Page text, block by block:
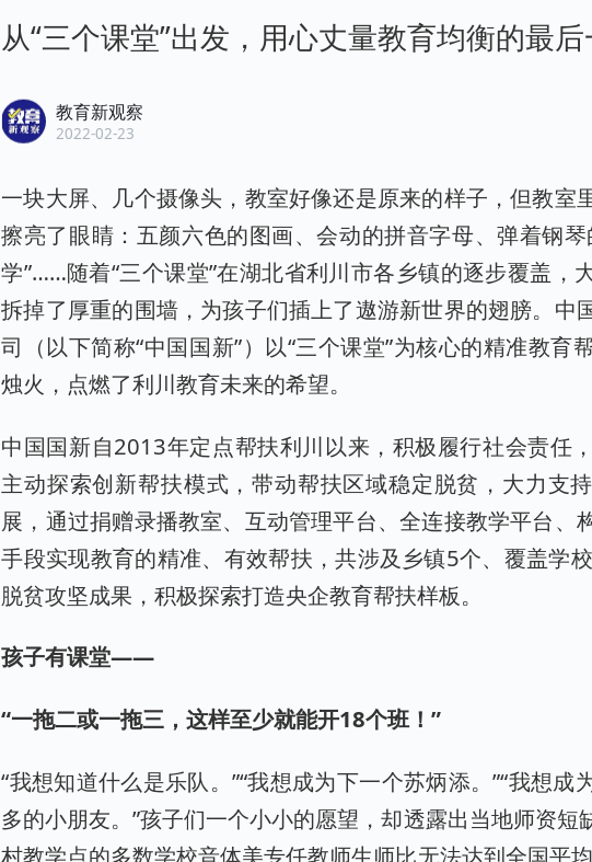
从“三个课堂”出发，用心丈量教育均衡的最
教育新观察
2022-02-23
一块大屏、几个摄像头，教室好像还是原来的样子，但教室
擦亮了眼睛：五颜六色的图画、会动的拼音字母、弹着钢
学”……随着“三个课堂”在湖北省利川市各乡镇的逐步覆盖，
拆掉了厚重的围墙，为孩子们插上了遨游新世界的翅膀。中
司（以下简称“中国国新”）以“三个课堂”为核心的精准教育
烛火，点燃了利川教育未来的希望。
中国国新自2013年定点帮扶利川以来，积极履行社会责任
主动探索创新帮扶模式，带动帮扶区域稳定脱贫，大力支
展，通过捐赠录播教室、互动管理平台、全连接教学平台、
手段实现教育的精准、有效帮扶，共涉及乡镇5个、覆盖学
脱贫攻坚成果，积极探索打造央企教育帮扶样板。
孩子有课堂——
“一拖二或一拖三，这样至少就能开18个班！”
“我想知道什么是乐队。”“我想成为下一个苏炳添。”“我想成
多的小朋友。”孩子们一个小小的愿望，却透露出当地师资短
村教学点的多数学校音体美专任教师生师比无法达到全国平